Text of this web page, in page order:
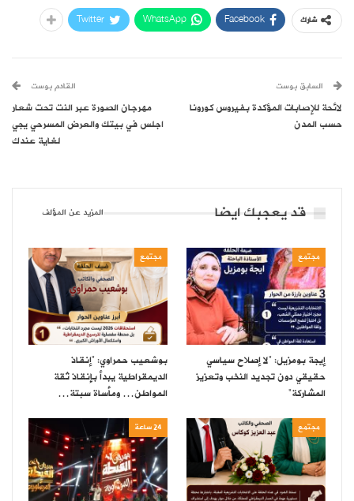
شارك Facebook
WhatsApp
Twitter
السابق بوست
لائحة للإصابات المؤكدة بفيروس كورونا
حسب المدن
القادم بوست
مهرجان الصورة عبر النت تحت شعار
اجلس في بيتك والعرض المسرحي يجي
لغاية عندك
قد يعجبك ايضا المزيد عن المؤلف
مجتمع
إيجة بومزيل: “لا إصلاح سياسي
حقيقي دون تجديد النخب وتعزيز
المشاركة”
مجتمع
بوشعيب حمراوي: “إنقاذ
الديمقراطية يبدأ بإنقاذ ثقة
المواطن… ومأساة سبتة…
مجتمع 24 ساعة